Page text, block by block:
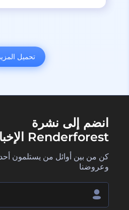
تحميل
انضم إلى نشرة
Renderforest الإخبارية
كن من بين أوائل من يستلمون
وعروضنا